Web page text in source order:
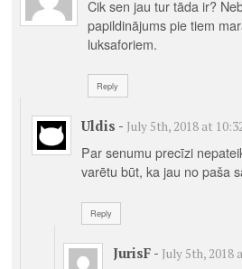
Cik sen jau tur tāda ir?
papildinājums pie tiem
luksaforiem.
Reply
Uldis - July 5th, 2018 at
Par senumu precīzi
varētu būt, ka jau no paša
Reply
JurisF - July 5th, 2018